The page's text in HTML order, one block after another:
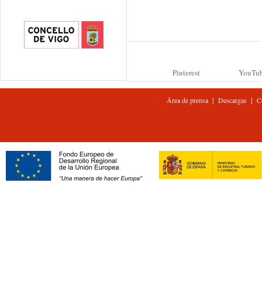
Pinterest
Área de prensa| Descargas|